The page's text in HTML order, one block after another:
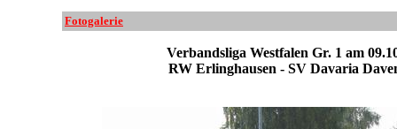
Fotogalerie
Verbandsliga Westfalen Gr. 1 am
RW Erlinghausen - SV Davaria